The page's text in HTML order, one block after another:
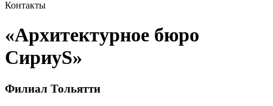
Контакты
«Архитектурное бюро
СириуS»
Филиал Тольятти